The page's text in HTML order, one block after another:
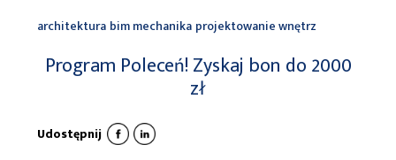
architektura bimmechanika projektowanie wnętrz
Program Poleceń! Zyskaj bon do 2000
zł
Udostępnij